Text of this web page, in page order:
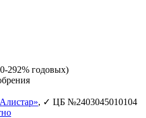
292% годовых)
, ✓ ЦБ №2403045010104